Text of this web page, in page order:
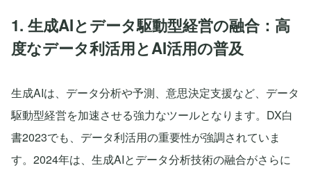
1. 生成AIとデータ駆動型経営の融合：高
度なデータ利活用とAI活用の普及
生成AIは、データ分析や予測、意思決定支援など、データ
駆動型経営を加速させる強力なツールとなります。DX白
書2023でも、データ利活用の重要性が強調されていま
す。2024年は、生成AIとデータ分析技術の融合がさらに